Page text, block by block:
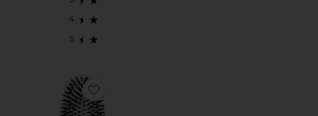
Favorite CEPILLO DE PELO LARGE BRUSH N02